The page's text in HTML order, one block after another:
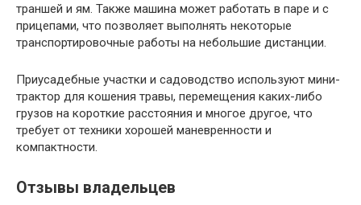
траншей и ям. Также машина может работать в паре и с
прицепами, что позволяет выполнять некоторые
транспортировочные работы на небольшие дистанции.
Приусадебные участки и садоводство используют мини-
трактор для кошения травы, перемещения каких-либо
грузов на короткие расстояния и многое другое, что
требует от техники хорошей маневренности и
компактности.
Отзывы владельцев